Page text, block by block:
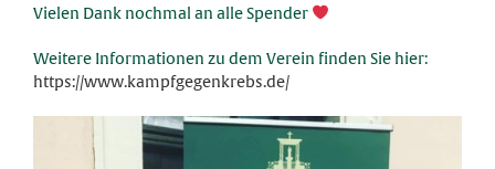
Vielen Dank nochmal an alle Spender
Weitere Informationen zu dem Verein finden Sie hier:
https://www.kampfgegenkrebs.de/